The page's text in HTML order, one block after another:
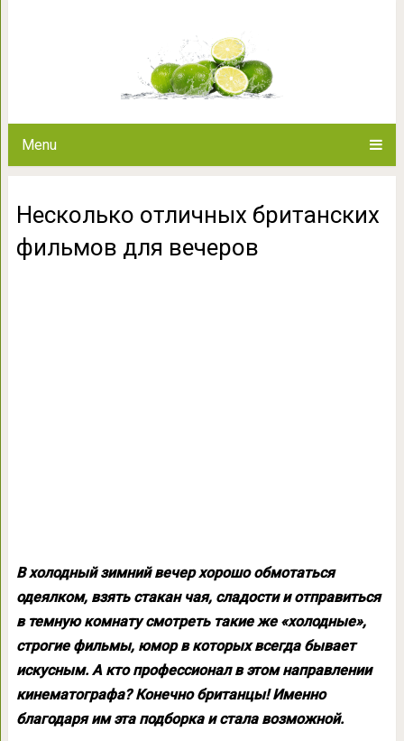
Menu
Несколько отличных британских
фильмов для вечеров
В холодный зимний вечер хорошо обмотаться
одеялком, взять стакан чая, сладости и отправиться
в темную комнату смотреть такие же «холодные»,
строгие фильмы, юмор в которых всегда бывает
искусным. А кто профессионал в этом направлении
кинематографа? Конечно британцы! Именно
благодаря им эта подборка и стала возможной.